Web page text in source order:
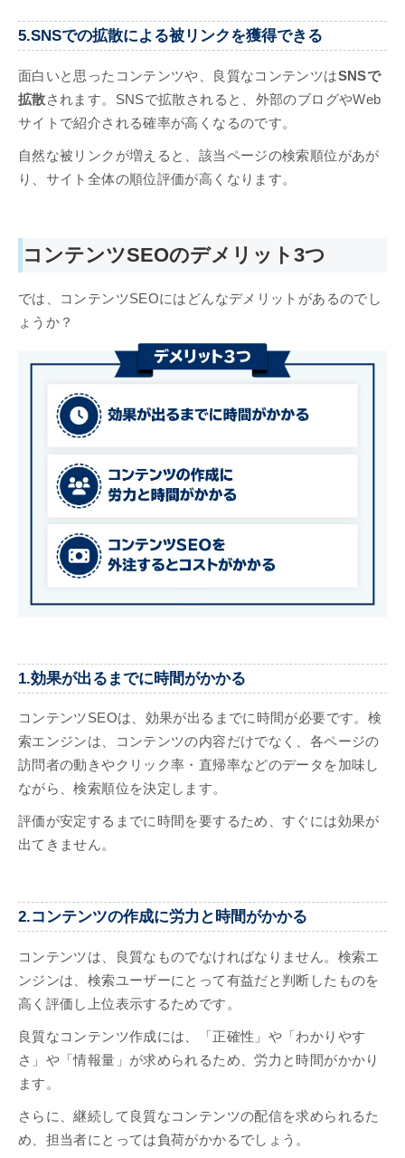
5.SNSでの拡散による被リンクを獲得できる
面白いと思ったコンテンツや、良質なコンテンツはSNSで
拡散されます。SNSで拡散されると、外部のブログやWeb
サイトで紹介される確率が高くなるのです。
自然な被リンクが増えると、該当ページの検索順位があが
り、サイト全体の順位評価が高くなります。
コンテンツSEOのデメリット3つ
では、コンテンツSEOにはどんなデメリットがあるのでし
ょうか？
1.効果が出るまでに時間がかかる
コンテンツSEOは、効果が出るまでに時間が必要です。検
索エンジンは、コンテンツの内容だけでなく、各ページの
訪問者の動きやクリック率・直帰率などのデータを加味し
ながら、検索順位を決定します。
評価が安定するまでに時間を要するため、すぐには効果が
出てきません。
2.コンテンツの作成に労力と時間がかかる
コンテンツは、良質なものでなければなりません。検索エ
ンジンは、検索ユーザーにとって有益だと判断したものを
高く評価し上位表示するためです。
良質なコンテンツ作成には、「正確性」や「わかりやす
さ」や「情報量」が求められるため、労力と時間がかかり
ます。
さらに、継続して良質なコンテンツの配信を求められるた
め、担当者にとっては負荷がかかるでしょう。